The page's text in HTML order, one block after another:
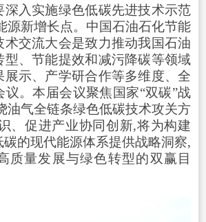
深入实施绿色低碳先进技术示范
源新增长点。中国石油石化节能
术交流大会是致力推动我国石油
型、节能提效和减污降碳等领域
展示、产学研合作等多维度、全
议。本届会议聚焦国家“双碳”战
油气全链条绿色低碳技术攻关方
、促进产业协同创新,将为构建
的现代能源体系提供战略洞察,
质量发展与绿色转型的双赢目